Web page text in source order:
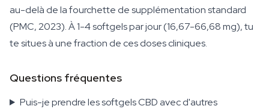
au-delà de la fourchette de supplémentation standard
(PMC, 2023). À 1-4 softgels par jour (16,67-66,68 mg), tu
te situes à une fraction de ces doses cliniques.
Questions fréquentes
Puis-je prendre les softgels CBD avec d'autres